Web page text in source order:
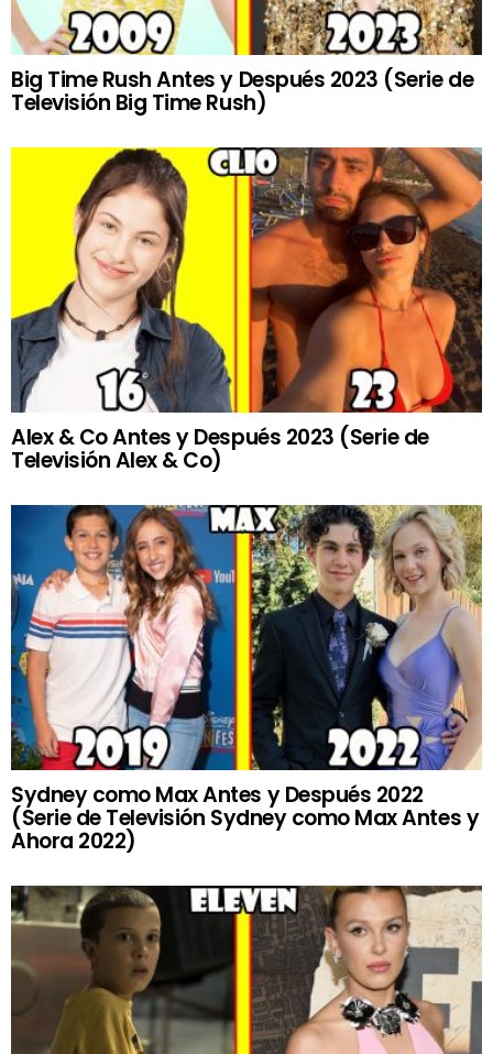
Big Time Rush Antes y Después 2023 (Serie de
Televisión Big Time Rush)
Alex & Co Antes y Después 2023 (Serie de
Televisión Alex & Co)
Sydney como Max Antes y Después 2022
(Serie de Televisión Sydney como Max Antes y
Ahora 2022)